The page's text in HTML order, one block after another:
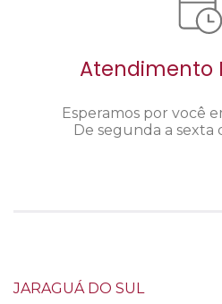
Atendimento
Esperamos por você
De segunda a sexta
JARAGUÁ DO SUL